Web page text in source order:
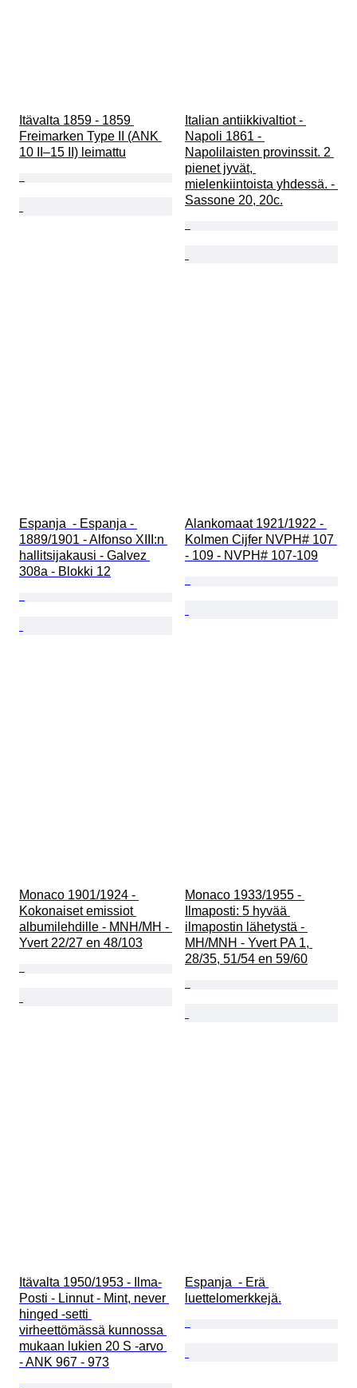
Itävalta 1859 - 1859
Freimarken Type II (ANK
10 II–15 II) leimattu
Italian antiikkivaltiot -
Napoli 1861 -
Napolilaisten provinssit. 2
pienet jyvät,
mielenkiintoista yhdessä. -
Sassone 20, 20c.
Espanja  - Espanja -
1889/1901 - Alfonso XIII:n
hallitsijakausi - Galvez
308a - Blokki 12
Alankomaat 1921/1922 -
Kolmen Cijfer NVPH# 107
- 109 - NVPH# 107-109
Monaco 1901/1924 -
Kokonaiset emissiot
albumilehdille - MNH/MH -
Yvert 22/27 en 48/103
Monaco 1933/1955 -
Ilmaposti: 5 hyvää
ilmapostin lähetystä -
MH/MNH - Yvert PA 1,
28/35, 51/54 en 59/60
Itävalta 1950/1953 - Ilma-
Posti - Linnut - Mint, never
hinged -setti
virheettömässä kunnossa
mukaan lukien 20 S -arvo
- ANK 967 - 973
Espanja  - Erä
luettelomerkkejä.